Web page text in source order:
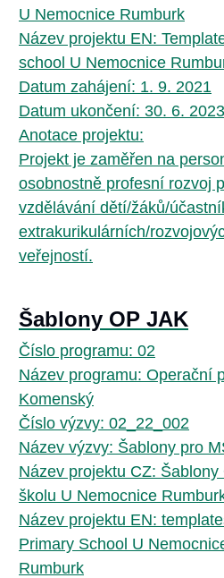
U Nemocnice Rumburk
Název projektu EN:
school U Nemocnice
Datum zahájení: 1. 9. 2021
Datum ukončení: 30. 6. 2023
Anotace projektu:
Projekt je zaměřen na
osobnostně profesní rozvoj
vzdělávání dětí/žáků/
extrakurikulárních/
veřejností.
Šablony OP JAK
Číslo programu: 02
Název programu: Operační
Komenský
Číslo výzvy: 02_22_002
Název výzvy: Šablony pro
Název projektu CZ:
školu U Nemocnice
Název projektu EN:
Primary School U
Rumburk